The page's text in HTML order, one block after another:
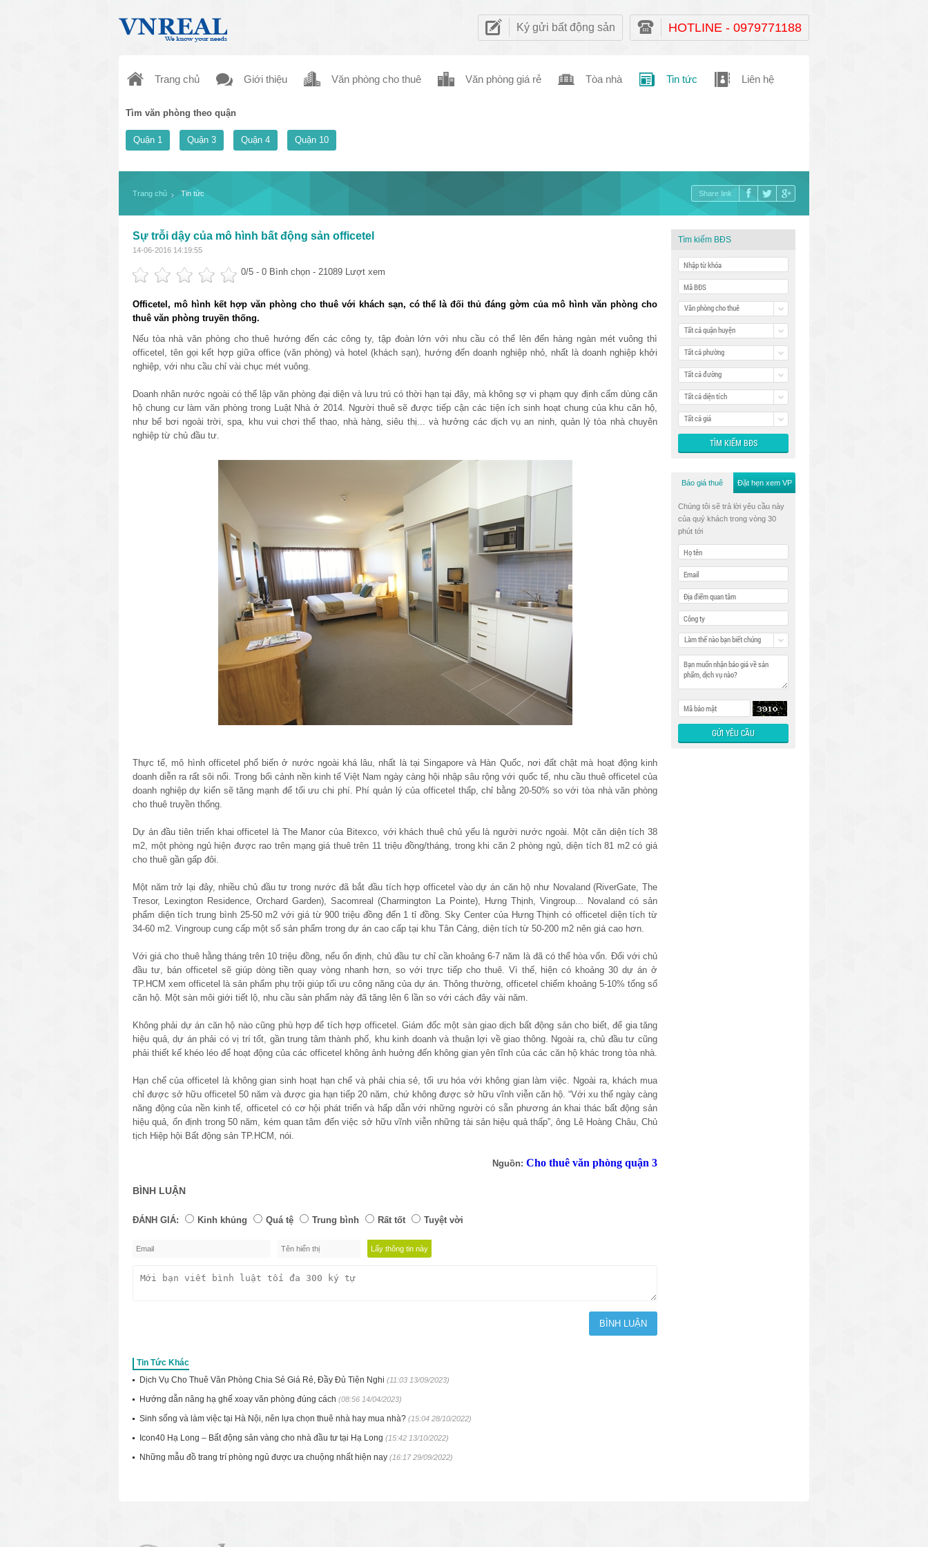
Ký gửi bất động sản HOTLINE - 0979771188
Trang chủ Giới thiệu Văn phòng cho thuê Văn phòng giá rẻ Tòa nhà Tin tức Liên hệ
Tìm văn phòng theo quận
Quận 1 Quận 3 Quận 4 Quận 10
Trang chủ Tin tức Share link
Sự trỗi dậy của mô hình bất động sản officetel
14-06-2016 14:19:55
0/5 - 0 Bình chọn - 21089 Lượt xem
Officetel, mô hình kết hợp văn phòng cho thuê với khách sạn, có thể là đối thủ đáng gờm của mô hình văn phòng cho
thuê văn phòng truyền thống.
Nếu tòa nhà văn phòng cho thuê hướng đến các công ty, tập đoàn lớn với nhu cầu có thể lên đến hàng ngàn mét vuông thì
officetel, tên gọi kết hợp giữa office (văn phòng) và hotel (khách sạn), hướng đến doanh nghiệp nhỏ, nhất là doanh nghiệp khởi
nghiệp, với nhu cầu chỉ vài chục mét vuông.
Doanh nhân nước ngoài có thể lập văn phòng đại diện và lưu trú có thời hạn tại đây, mà không sợ vi phạm quy định cấm dùng căn
hộ chung cư làm văn phòng trong Luật Nhà ở 2014. Người thuê sẽ được tiếp cận các tiện ích sinh hoạt chung của khu căn hộ,
như bể bơi ngoài trời, spa, khu vui chơi thể thao, nhà hàng, siêu thị... và hưởng các dịch vụ an ninh, quản lý tòa nhà chuyên
nghiệp từ chủ đầu tư.
Thực tế, mô hình officetel phổ biến ở nước ngoài khá lâu, nhất là tại Singapore và Hàn Quốc, nơi đất chật mà hoạt động kinh
doanh diễn ra rất sôi nổi. Trong bối cảnh nền kinh tế Việt Nam ngày càng hội nhập sâu rộng với quốc tế, nhu cầu thuê officetel của
doanh nghiệp dự kiến sẽ tăng mạnh để tối ưu chi phí. Phí quản lý của officetel thấp, chỉ bằng 20-50% so với tòa nhà văn phòng
cho thuê truyền thống.
Dự án đầu tiên triển khai officetel là The Manor của Bitexco, với khách thuê chủ yếu là người nước ngoài. Một căn diện tích 38
m2, một phòng ngủ hiện được rao trên mạng giá thuê trên 11 triệu đồng/tháng, trong khi căn 2 phòng ngủ, diện tích 81 m2 có giá
cho thuê gần gấp đôi.
Một năm trở lại đây, nhiều chủ đầu tư trong nước đã bắt đầu tích hợp officetel vào dự án căn hộ như Novaland (RiverGate, The
Tresor, Lexington Residence, Orchard Garden), Sacomreal (Charmington La Pointe), Hưng Thịnh, Vingroup... Novaland có sản
phẩm diện tích trung bình 25-50 m2 với giá từ 900 triệu đồng đến 1 tỉ đồng. Sky Center của Hưng Thịnh có officetel diện tích từ
34-60 m2. Vingroup cung cấp một số sản phẩm trong dự án cao cấp tại khu Tân Cảng, diện tích từ 50-200 m2 nên giá cao hơn.
Với giá cho thuê hằng tháng trên 10 triệu đồng, nếu ổn định, chủ đầu tư chỉ cần khoảng 6-7 năm là đã có thể hòa vốn. Đối với chủ
đầu tư, bán officetel sẽ giúp dòng tiền quay vòng nhanh hơn, so với trực tiếp cho thuê. Vì thế, hiện có khoảng 30 dự án ở
TP.HCM xem officetel là sản phẩm phụ trội giúp tối ưu công năng của dự án. Thông thường, officetel chiếm khoảng 5-10% tổng số
căn hộ. Một sàn môi giới tiết lộ, nhu cầu sản phẩm này đã tăng lên 6 lần so với cách đây vài năm.
Không phải dự án căn hộ nào cũng phù hợp để tích hợp officetel. Giám đốc một sàn giao dịch bất động sản cho biết, để gia tăng
hiệu quả, dự án phải có vị trí tốt, gần trung tâm thành phố, khu kinh doanh và thuận lợi về giao thông. Ngoài ra, chủ đầu tư cũng
phải thiết kế khéo léo để hoạt động của các officetel không ảnh huởng đến không gian yên tĩnh của các căn hộ khác trong tòa nhà.
Hạn chế của officetel là không gian sinh hoạt hạn chế và phải chia sẻ, tối ưu hóa với không gian làm việc. Ngoài ra, khách mua
chỉ được sở hữu officetel 50 năm và được gia hạn tiếp 20 năm, chứ không được sở hữu vĩnh viễn căn hộ. “Với xu thế ngày càng
năng động của nền kinh tế, officetel có cơ hội phát triển và hấp dẫn với những người có sẵn phương án khai thác bất động sản
hiệu quả, ổn định trong 50 năm, kém quan tâm đến việc sở hữu vĩnh viễn những tài sản hiệu quả thấp”, ông Lê Hoàng Châu, Chủ
tịch Hiệp hội Bất động sản TP.HCM, nói.
Nguồn: Cho thuê văn phòng quận 3
BÌNH LUẬN
ĐÁNH GIÁ: Kinh khủng Quá tệ Trung bình Rất tốt Tuyệt vời
Tin Tức Khác
Dịch Vụ Cho Thuê Văn Phòng Chia Sẻ Giá Rẻ, Đầy Đủ Tiện Nghi (11:03 13/09/2023)
Hướng dẫn nâng hạ ghế xoay văn phòng đúng cách (08:56 14/04/2023)
Sinh sống và làm việc tại Hà Nội, nên lựa chọn thuê nhà hay mua nhà? (15:04 28/10/2022)
Icon40 Hạ Long – Bất động sản vàng cho nhà đầu tư tại Hạ Long (15:42 13/10/2022)
Những mẫu đồ trang trí phòng ngủ được ưa chuộng nhất hiện nay (16:17 29/09/2022)
Tìm kiếm BĐS
Văn phòng cho thuê
Tất cả quận huyện
Tất cả phường
Tất cả đường
Tất cả diện tích
Tất cả giá
Báo giá thuê Đặt hẹn xem VP
Chúng tôi sẽ trả lời yêu cầu này
của quý khách trong vòng 30
phút tới
Làm thế nào bạn biết chúng